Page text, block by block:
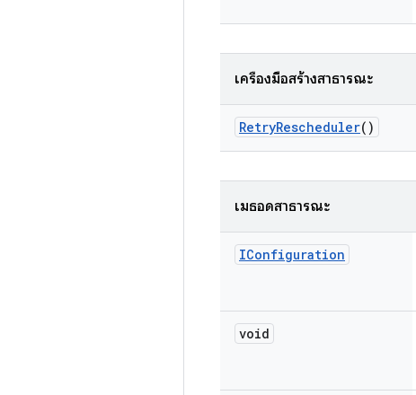
เครื่องมือสร้างสาธารณะ
RetryRescheduler()
เมธอดสาธารณะ
IConfiguration
void